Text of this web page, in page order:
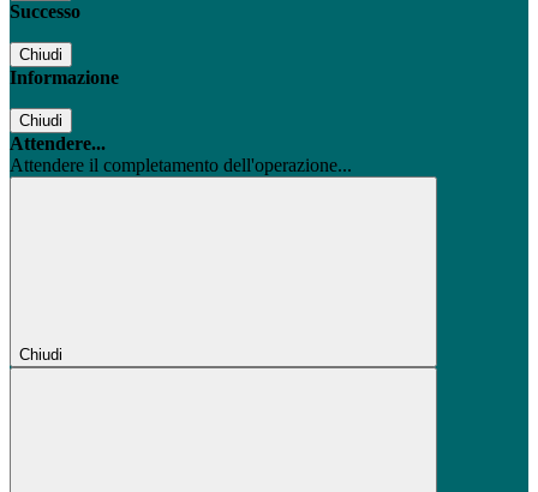
Successo
Chiudi
Informazione
Chiudi
Attendere...
Attendere il completamento dell'operazione...
Chiudi